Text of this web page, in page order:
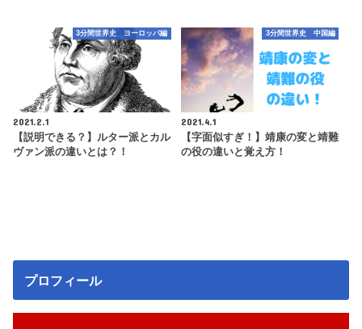
3分間世界史 ヨーロッパ編
2021.2.1
【説明できる？】ルター派とカル
ヴァン派の違いとは？！
3分間世界史 中国編
2021.4.1
【字面似すぎ！】靖康の変と靖難
の役の違いと覚え方！
プロフィール